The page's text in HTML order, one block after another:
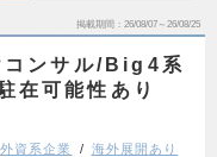
掲載期間 26/08/07～26/08/25
コンサル/Big4系
在可能性あり
外資系企業
海外展開あり